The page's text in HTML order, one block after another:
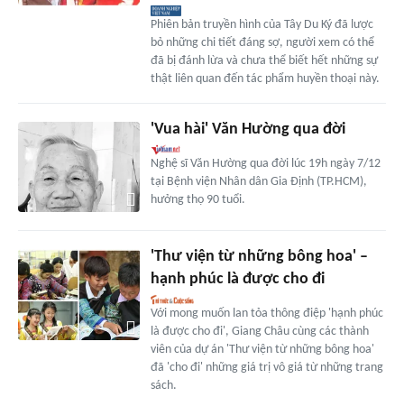
Phiên bản truyền hình của Tây Du Ký đã lược
bỏ những chi tiết đáng sợ, người xem có thể
đã bị đánh lừa và chưa thể biết hết những sự
thật liên quan đến tác phẩm huyền thoại này.
'Vua hài' Văn Hường qua đời
Nghệ sĩ Văn Hường qua đời lúc 19h ngày 7/12
tại Bệnh viện Nhân dân Gia Định (TP.HCM),
hưởng thọ 90 tuổi.
'Thư viện từ những bông hoa' –
hạnh phúc là được cho đi
Với mong muốn lan tỏa thông điệp 'hạnh phúc
là được cho đi', Giang Châu cùng các thành
viên của dự án 'Thư viện từ những bông hoa'
đã 'cho đi' những giá trị vô giá từ những trang
sách.